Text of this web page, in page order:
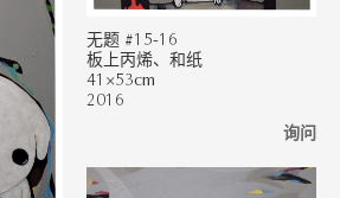
无题 #15-16
板上丙烯、和纸
41×53cm
2016
询问